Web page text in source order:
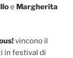
e Margherita
vincono il
in festival di